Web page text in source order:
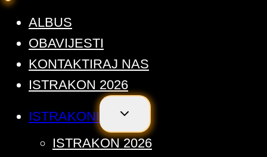
ALBUS
OBAVIJESTI
KONTAKTIRAJ NAS
ISTRAKON 2026
ISTRAKONI TOGGLE
CHILD
MENU
ISTRAKON 2026